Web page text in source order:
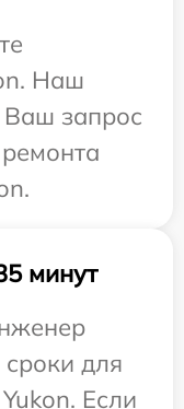
Наш
Ваш запрос
минут
для
Если